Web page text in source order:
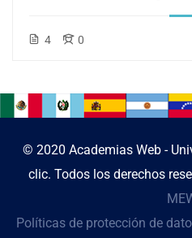
4 0
© 2020 Academias Web -
clic. Todos los derechos
Políticas de protección de